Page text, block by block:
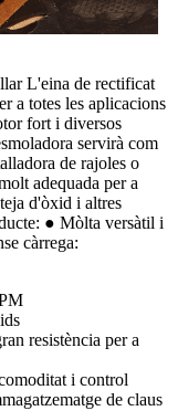
L'eina de rectificat
a totes les aplicacions
fort i diversos
servirà com
de rajoles o
adequada per a
d'òxid i altres
● Mòlta versàtil i
càrrega:
resistència per a
i control
de claus